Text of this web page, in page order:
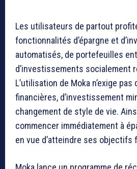
Les utilisateurs de partout
fonctionnalités d’épargne et
automatisés, de portefeuilles
d’investissements socialement
L’utilisation de Moka n’exige
financières, d’investissement
changement de style de vie.
commencer immédiatement à
en vue d’atteindre ses objectifs